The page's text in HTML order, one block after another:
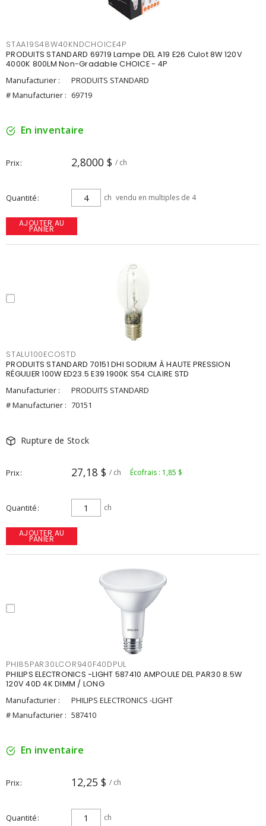
STAA19S48W40KNDCHOICE4P
PRODUITS STANDARD 69719 Lampe DEL A19 E26 Culot 8W 120V
4000K 800LM Non-Gradable CHOICE - 4P
Manufacturier :
PRODUITS STANDARD
# Manufacturier : 69719
En inventaire
Prix 2,8000 $ / ch
Quantité ch vendu en multiples de 4
AJOUTER AU
PANIER
STALU100ECOSTD
PRODUITS STANDARD 70151 DHI SODIUM À HAUTE PRESSION
RÉGULIER 100W ED23.5 E39 1900K S54 CLAIRE STD
Manufacturier :
PRODUITS STANDARD
# Manufacturier : 70151
Rupture de Stock
Prix 27,18 $ / ch Écofrais : 1,85 $
Quantité ch
AJOUTER AU
PANIER
PHI85PAR30LCOR940F40DPUL
PHILIPS ELECTRONICS -LIGHT 587410 AMPOULE DEL PAR30 8.5W
120V 40D 4K DIMM / LONG
Manufacturier :
PHILIPS ELECTRONICS -LIGHT
# Manufacturier : 587410
En inventaire
Prix 12,25 $ / ch
Quantité ch